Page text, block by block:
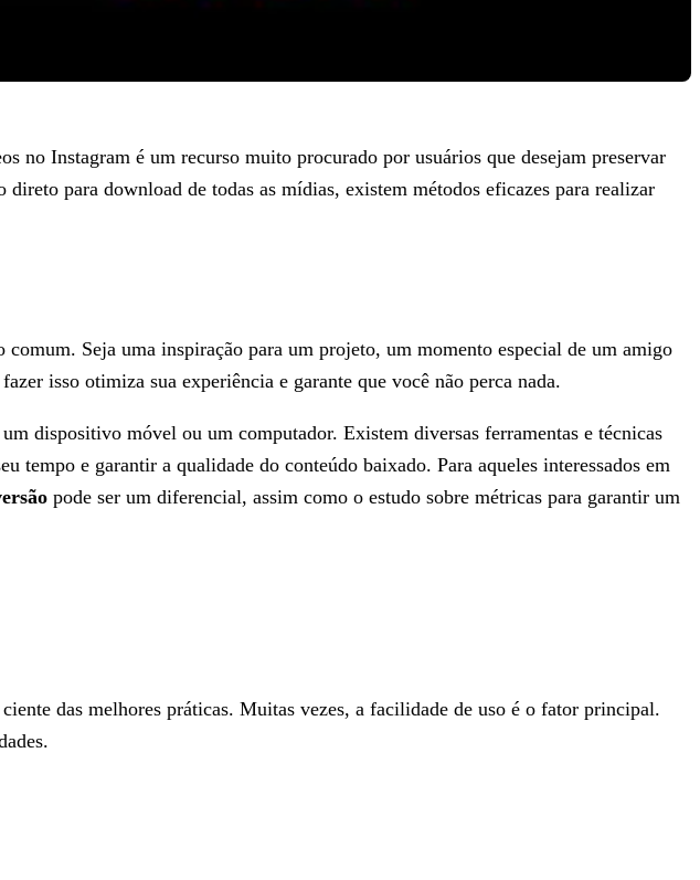
no Instagram é um recurso muito procurado por usuários que desejam preservar
para download de todas as mídias, existem métodos eficazes para realizar
Seja uma inspiração para um projeto, um momento especial de um amigo
isso otimiza sua experiência e garante que você não perca nada.
dispositivo móvel ou um computador. Existem diversas ferramentas e técnicas
e garantir a qualidade do conteúdo baixado. Para aqueles interessados em
pode ser um diferencial, assim como o estudo sobre métricas para garantir um
das melhores práticas. Muitas vezes, a facilidade de uso é o fator principal.